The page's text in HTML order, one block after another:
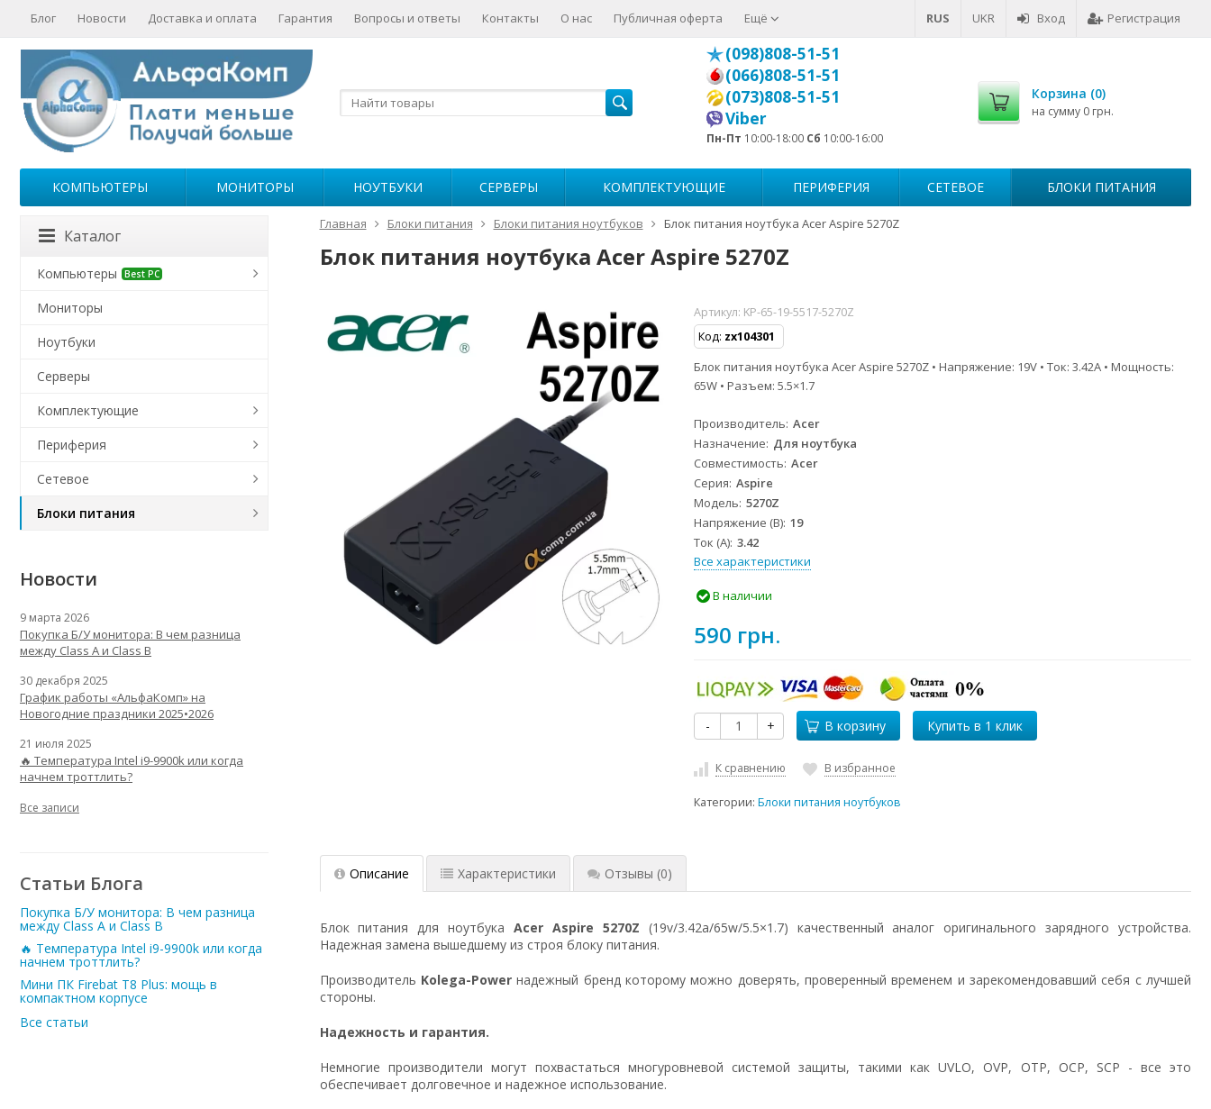
RUS UKR Вход Регистрация
Блог Новости Доставка и оплата Гарантия Вопросы и ответы Контакты О нас Публичная оферта Ещё
(098)808-51-51
(066)808-51-51
(073)808-51-51
Viber
Пн-Пт 10:00-18:00 Сб 10:00-16:00
Корзина (0)
на сумму 0 грн.
КОМПЬЮТЕРЫ МОНИТОРЫ НОУТБУКИ СЕРВЕРЫ КОМПЛЕКТУЮЩИЕ ПЕРИФЕРИЯ СЕТЕВОЕ БЛОКИ ПИТАНИЯ
Главная Блоки питания Блоки питания ноутбуков Блок питания ноутбука Acer Aspire 5270Z
Блок питания ноутбука Acer Aspire 5270Z
Артикул: KP-65-19-5517-5270Z
Код: zx104301
Блок питания ноутбука Acer Aspire 5270Z • Напряжение: 19V • Ток: 3.42A • Мощность:
65W • Разъем: 5.5×1.7
Производитель Acer
Назначение Для ноутбука
Совместимость Acer
Серия Aspire
Модель 5270Z
Напряжение (В) 19
Ток (А) 3.42
Все характеристики
В наличии
590 грн.
- + В корзину
К сравнению В избранное
Категории:Блоки питания ноутбуков
Описание Характеристики Отзывы (0)
Блок питания для ноутбука Acer Aspire 5270Z (19v/3.42a/65w/5.5×1.7) качественный аналог оригинального зарядного устройства.
Надежная замена вышедшему из строя блоку питания.
Производитель Kolega-Powerнадежный бренд которому можно доверять, проверенный временем и зарекомендовавший себя с лучшей
стороны.
Надежность и гарантия.
Немногие производители могут похвастаться многуровневой системой защиты, такими как UVLO, OVP, OTP, OCP, SCP - все это
обеспечивает долговечное и надежное использование.
Каталог
Компьютеры Best PC
Мониторы
Ноутбуки
Серверы
Комплектующие
Периферия
Сетевое
Блоки питания
Новости
9 марта 2026
Покупка Б/У монитора: В чем разница
между Class A и Class B
30 декабря 2025
График работы «АльфаКомп» на
Новогодние праздники 2025•2026
21 июля 2025
🔥 Температура Intel i9-9900k или когда
начнем троттлить?
Все записи
Статьи Блога
Покупка Б/У монитора: В чем разница
между Class A и Class B
🔥 Температура Intel i9-9900k или когда
начнем троттлить?
Мини ПК Firebat T8 Plus: мощь в
компактном корпусе
Все статьи